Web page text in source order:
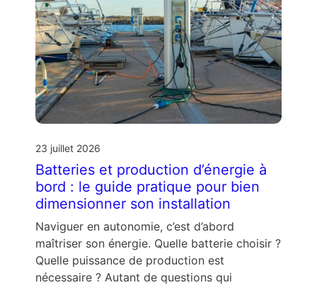
23 juillet 2026
Batteries et production d’énergie à
bord : le guide pratique pour bien
dimensionner son installation
Naviguer en autonomie, c’est d’abord
maîtriser son énergie. Quelle batterie choisir ?
Quelle puissance de production est
nécessaire ? Autant de questions qui